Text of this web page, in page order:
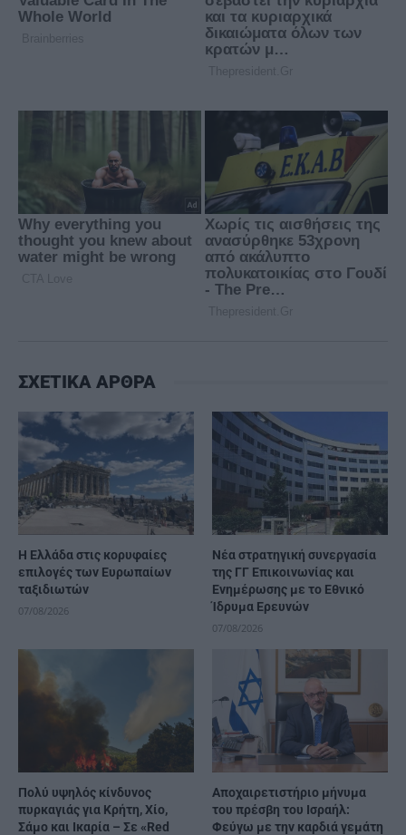
ΣΧΕΤΙΚΑ ΑΡΘΡΑ
Η Ελλάδα στις κορυφαίες
επιλογές των Ευρωπαίων
ταξιδιωτών
07/08/2026
Νέα στρατηγική συνεργασία
της ΓΓ Επικοινωνίας και
Ενημέρωσης με το Εθνικό
Ίδρυμα Ερευνών
07/08/2026
Πολύ υψηλός κίνδυνος
πυρκαγιάς για Κρήτη, Χίο,
Σάμο και Ικαρία – Σε «Red
Αποχαιρετιστήριο μήνυμα
του πρέσβη του Ισραήλ:
Φεύγω με την καρδιά γεμάτη